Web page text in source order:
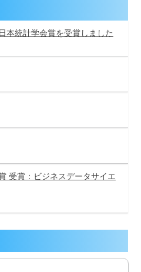
本統計学会賞を受賞しました
受賞：ビジネスデータサイエ